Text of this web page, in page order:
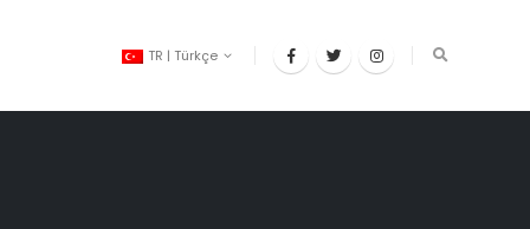
TR | Türkçe